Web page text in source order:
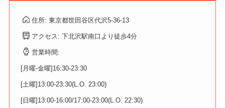
住所: 東京都世田谷区代沢5-36-13
アクセス: 下北沢駅南口より徒歩4分
営業時間:
[月曜-金曜]16:30-23:30
[土曜]13:00-23:30(L.O. 23:00)
[日曜]13:00-16:00/17:00-23:00(L.O. 22:30)